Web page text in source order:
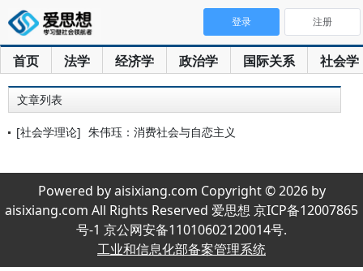
首页 法学 经济学 政治学 国际关系 社会学
登录 注册
文章列表
[社会学理论] 朱伟珏：消费社会与自恋主义
Powered by aisixiang.com Copyright © 2026 by
aisixiang.com All Rights Reserved 爱思想 京ICP备12007865
号-1 京公网安备11010602120014号.
工业和信息化部备案管理系统